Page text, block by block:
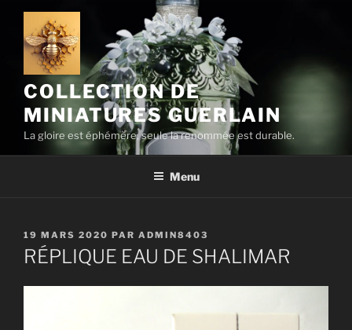
Aller
contenu
principal
COLLECTION DE
MINIATURES GUERLAIN
La gloire est éphémère, seule la renommée est durable.
Menu
PUBLIÉ
LE
19 MARS 2020 PAR ADMIN8403
RÉPLIQUE EAU DE SHALIMAR